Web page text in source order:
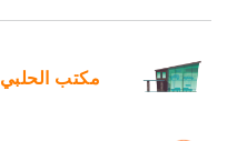
مكتب الحلبي